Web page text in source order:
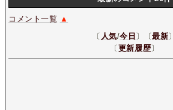
コメント一覧 ▲
〔 人気/今日〕〔最新〕
〔更新履歴〕